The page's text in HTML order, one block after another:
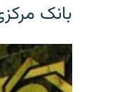
بانک مرکزی ایران